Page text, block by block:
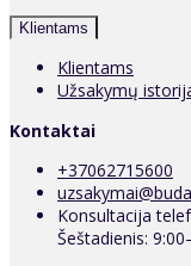
Klientams
Klientams
Užsakymų
Kontaktai
+37062715600
Konsultacija
Šeštadienis: